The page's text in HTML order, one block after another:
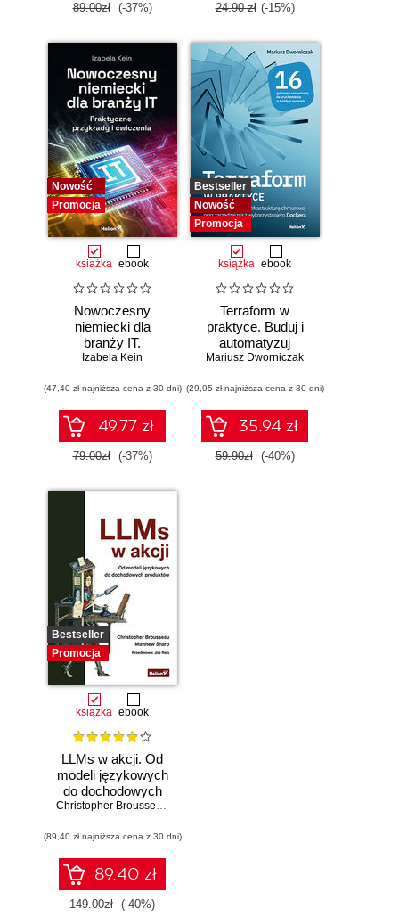
89.00zł (-37%) 24.90 zł (-15%)
Nowość
Promocja
książka ebook
Nowoczesny
niemiecki dla
branży IT.
Praktyczne
ćwiczenia
Izabela Kein
(47,40 zł najniższa cena z 30 dni)
49.77 zł
79.00zł (-37%)
Bestseller
Nowość
Promocja
książka ebook
Terraform w
praktyce. Buduj i
automatyzuj
infrastrukturę
zarządzaj nią z
wykorzystaniem
Dockera
Mariusz Dworniczak
(29,95 zł najniższa cena z 30 dni)
35.94 zł
59.90zł (-40%)
Bestseller
Promocja
książka ebook
LLMs w akcji. Od
modeli językowych
do dochodowych
produktów
Christopher Brousseau
(89,40 zł najniższa cena z 30 dni)
89.40 zł
149.00zł (-40%)